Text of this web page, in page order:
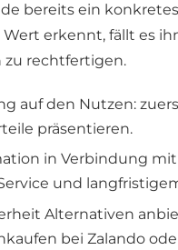
bereits ein
erkennt, fällt es
zu rechtfertigen.
auf den Nutzen:
präsentieren.
in Verbindung mit
und
Alternativen
bei Zalando